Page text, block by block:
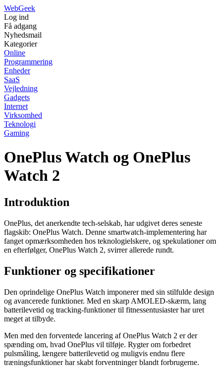
WebGeek
Log ind
Få adgang
Nyhedsmail
Kategorier
Online
Programmering
Enheder
SaaS
Vejledning
Gadgets
Internet
Virksomhed
Teknologi
Gaming
OnePlus Watch og OnePlus
Watch 2
Introduktion
OnePlus, det anerkendte tech-selskab, har udgivet deres seneste
flagskib: OnePlus Watch. Denne smartwatch-implementering har
fanget opmærksomheden hos teknologielskere, og spekulationer om
en efterfølger, OnePlus Watch 2, svirrer allerede rundt.
Funktioner og specifikationer
Den oprindelige OnePlus Watch imponerer med sin stilfulde design
og avancerede funktioner. Med en skarp AMOLED-skærm, lang
batterilevetid og tracking-funktioner til fitnessentusiaster har uret
meget at tilbyde.
Men med den forventede lancering af OnePlus Watch 2 er der
spænding om, hvad OnePlus vil tilføje. Rygter om forbedret
pulsmåling, længere batterilevetid og muligvis endnu flere
træningsfunktioner har skabt forventninger blandt forbrugerne.